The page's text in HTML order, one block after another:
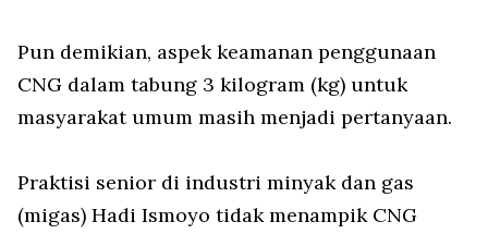
Pun demikian, aspek keamanan penggunaan
CNG dalam tabung 3 kilogram (kg) untuk
masyarakat umum masih menjadi pertanyaan.
Praktisi senior di industri minyak dan gas
(migas) Hadi Ismoyo tidak menampik CNG